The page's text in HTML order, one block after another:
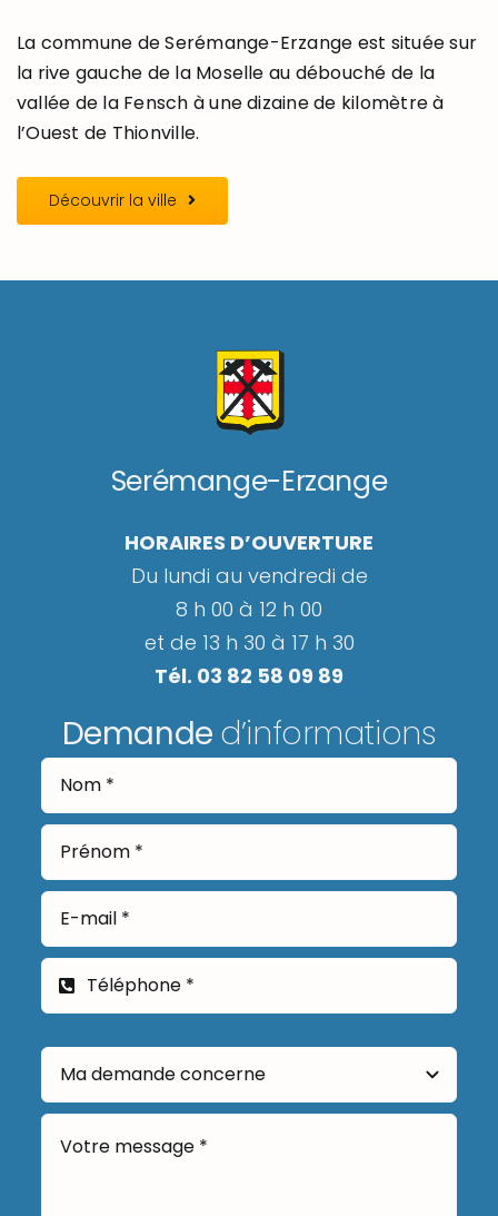
La commune de Serémange-Erzange est située sur
la rive gauche de la Moselle au débouché de la
vallée de la Fensch à une dizaine de kilomètre à
l’Ouest de Thionville.
Découvrir la ville
Serémange-Erzange
HORAIRES D’OUVERTURE
Du lundi au vendredi de
8 h 00 à 12 h 00
et de 13 h 30 à 17 h 30
Tél. 03 82 58 09 89
Demande d’informations